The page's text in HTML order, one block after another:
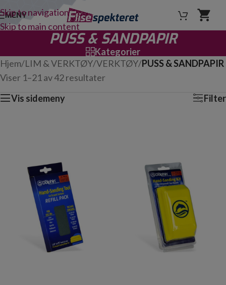
Skip to navigation
Skip to main content
MENY
PUSS & SANDPAPIR
Kategorier
Hjem/LIM & VERKTØY/VERKTØY/PUSS & SANDPAPIR
Viser 1–21 av 42 resultater
Vis sidemeny
Filter